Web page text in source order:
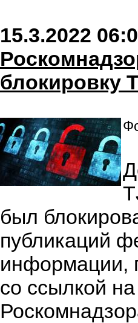
15.3.2022
блокировку
был
публикаций
информации,
со ссылкой